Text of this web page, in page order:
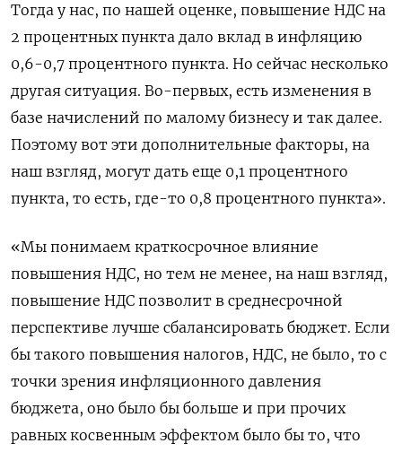
Тогда у нас, по нашей оценке, повышение НДС на
2 процентных пункта дало вклад в инфляцию
0,6-0,7 процентного пункта. Но сейчас несколько
другая ситуация. Во-первых, есть изменения в
базе начислений по малому бизнесу и так далее.
Поэтому вот эти дополнительные факторы, на
наш взгляд, могут дать еще 0,1 процентного
пункта, то есть, где-то 0,8 процентного пункта».
«Мы понимаем краткосрочное влияние
повышения НДС, но тем не менее, на наш взгляд,
повышение НДС позволит в среднесрочной
перспективе лучше сбалансировать бюджет. Если
бы такого повышения налогов, НДС, не было, то с
точки зрения инфляционного давления
бюджета, оно было бы больше и при прочих
равных косвенным эффектом было бы то, что